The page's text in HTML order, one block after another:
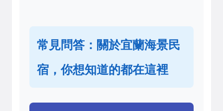
常見問答：關於宜蘭海景民
宿，你想知道的都在這裡